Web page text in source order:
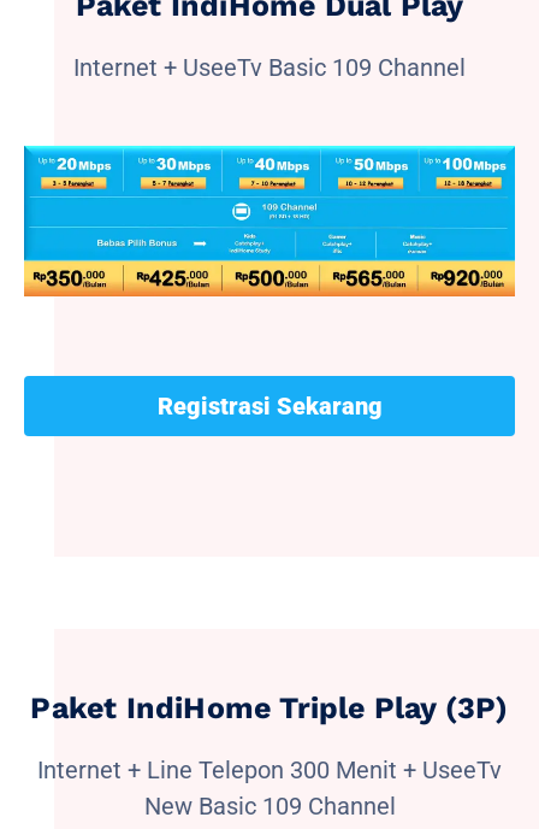
Internet + UseeTv Basic 109 Channel
Registrasi Sekarang
Paket IndiHome Triple Play (3P)
Internet + Line Telepon 300 Menit + UseeTv
New Basic 109 Channel